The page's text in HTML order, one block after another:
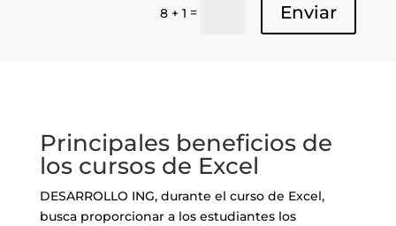
8 + 1 = Enviar
Principales beneficios de
los cursos de Excel
DESARROLLO ING, durante el curso de Excel,
busca proporcionar a los estudiantes los